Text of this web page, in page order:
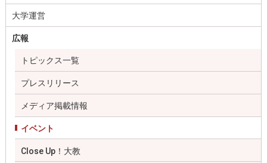
大学運営
広報
トピックス一覧
プレスリリース
メディア掲載情報
イベント
Close Up！大教